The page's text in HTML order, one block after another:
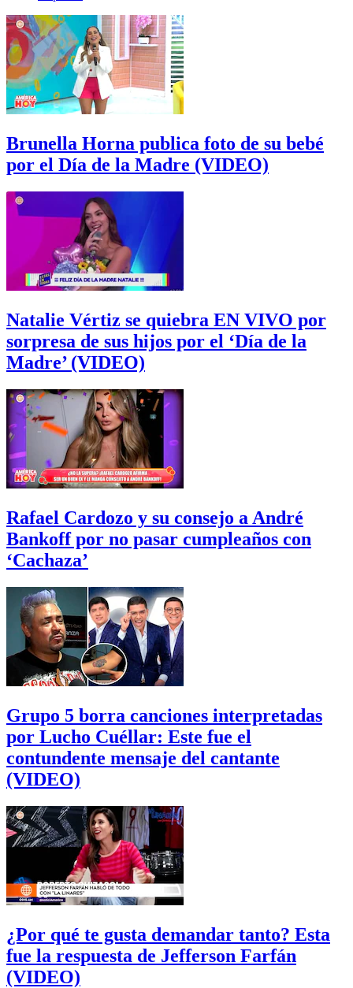
Brunella Horna publica foto de su bebé
por el Día de la Madre (VIDEO)
Natalie Vértiz se quiebra EN VIVO por
sorpresa de sus hijos por el ‘Día de la
Madre’ (VIDEO)
Rafael Cardozo y su consejo a André
Bankoff por no pasar cumpleaños con
‘Cachaza’
Grupo 5 borra canciones interpretadas
por Lucho Cuéllar: Este fue el
contundente mensaje del cantante
(VIDEO)
¿Por qué te gusta demandar tanto? Esta
fue la respuesta de Jefferson Farfán
(VIDEO)